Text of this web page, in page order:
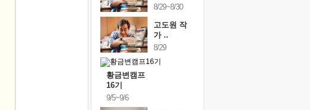
8/29~8/30
고도원 작
가 ..
8/29
황금변캠프
16기
9/5~9/6